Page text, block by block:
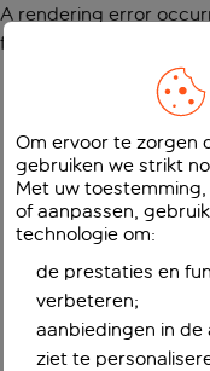
A rendering error
function
Om ervoor te zorgen
gebruiken we strikt
Met uw
of aanpassen,
technologie om:
de prestaties en
verbeteren;
aanbiedingen in
ziet te